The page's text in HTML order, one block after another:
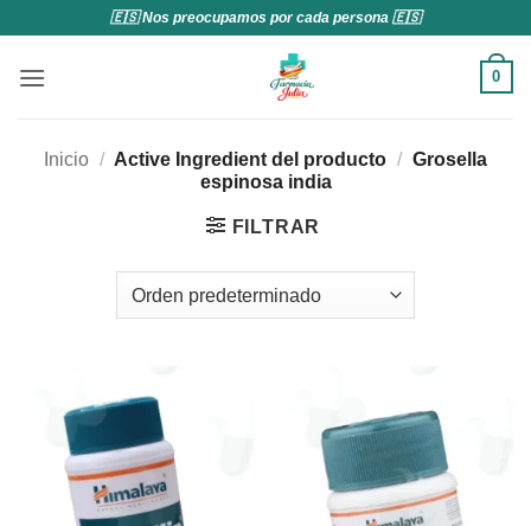
contenido
🇪🇸 Nos preocupamos por cada persona 🇪🇸
0
Inicio / Active Ingredient del producto / Grosella
espinosa india
FILTRAR